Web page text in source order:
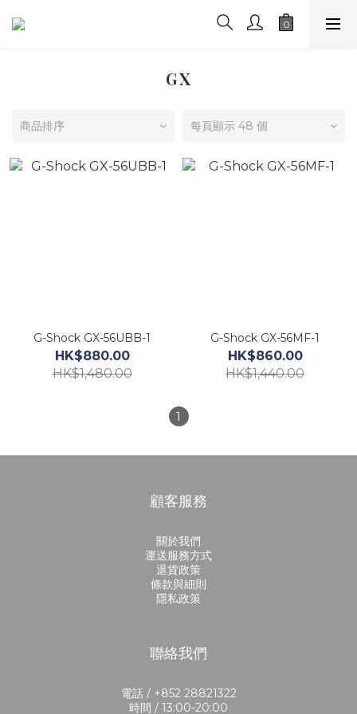
GX
商品排序 每頁顯示 48 個
G-Shock GX-56UBB-1
HK$880.00
HK$1,480.00
G-Shock GX-56MF-1
HK$860.00
HK$1,440.00
1
顧客服務
關於我們
運送服務方式
退貨政策
條款與細則
隱私政策
聯絡我們
電話 / +852 28821322
時間 / 13:00-20:00